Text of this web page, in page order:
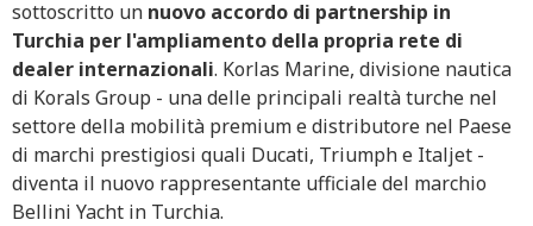
sottoscritto un nuovo accordo di partnership in
Turchia per l'ampliamento della propria rete di
dealer internazionali. Korlas Marine, divisione nautica
di Korals Group - una delle principali realtà turche nel
settore della mobilità premium e distributore nel Paese
di marchi prestigiosi quali Ducati, Triumph e Italjet -
diventa il nuovo rappresentante ufficiale del marchio
Bellini Yacht in Turchia.